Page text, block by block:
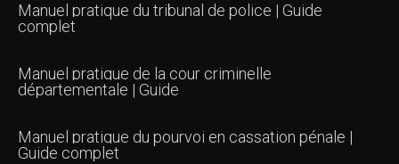
Manuel pratique du tribunal de police | Guide
complet
Manuel pratique de la cour criminelle
départementale | Guide
Manuel pratique du pourvoi en cassation pénale |
Guide complet